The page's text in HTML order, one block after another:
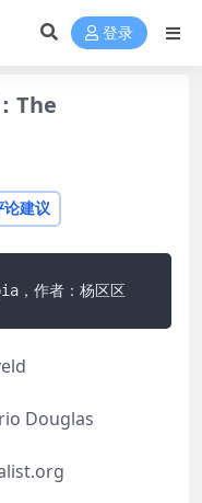
登录
The
论建议
，作者：杨区区
Douglas